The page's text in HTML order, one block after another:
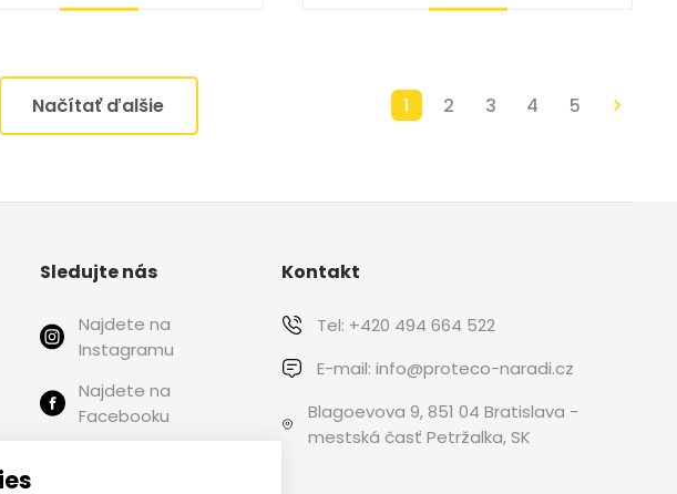
Načítať ďalšie 1 2 3 4 5
Sledujte nás
Najdete na
Instagramu
Najdete na
Facebooku
Kontakt
Tel: +420 494 664 522
E-mail: info@proteco-naradi.cz
Blagoevova 9, 851 04 Bratislava -
mestská časť Petržalka, SK